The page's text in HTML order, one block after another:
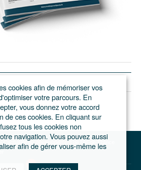
L'actualité du développement de l'Ile-de-France
cookies afin de mémoriser vos
votre parcours. En
vous donnez votre accord
de ces cookies. En cliquant sur
tous les cookies non
navigation. Vous pouvez aussi
afin de gérer vous-même les